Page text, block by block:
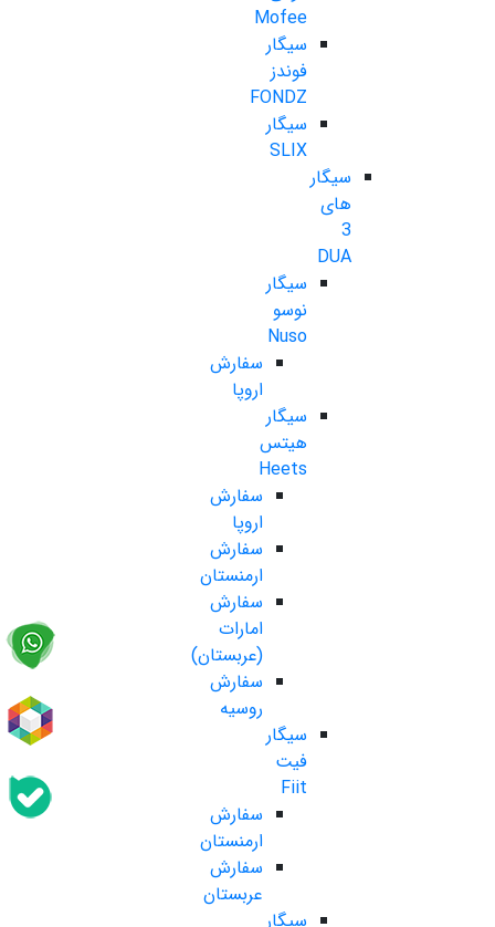
Mofee
سیگار
فوندز
FONDZ
سیگار
SLIX
سیگار
های
3
DUA
سیگار
نوسو
Nuso
سفارش
اروپا
سیگار
هیتس
Heets
سفارش
اروپا
سفارش
ارمنستان
سفارش
امارات
(عربستان)
سفارش
روسیه
سیگار
فیت
Fiit
سفارش
ارمنستان
سفارش
عربستان
سیگار